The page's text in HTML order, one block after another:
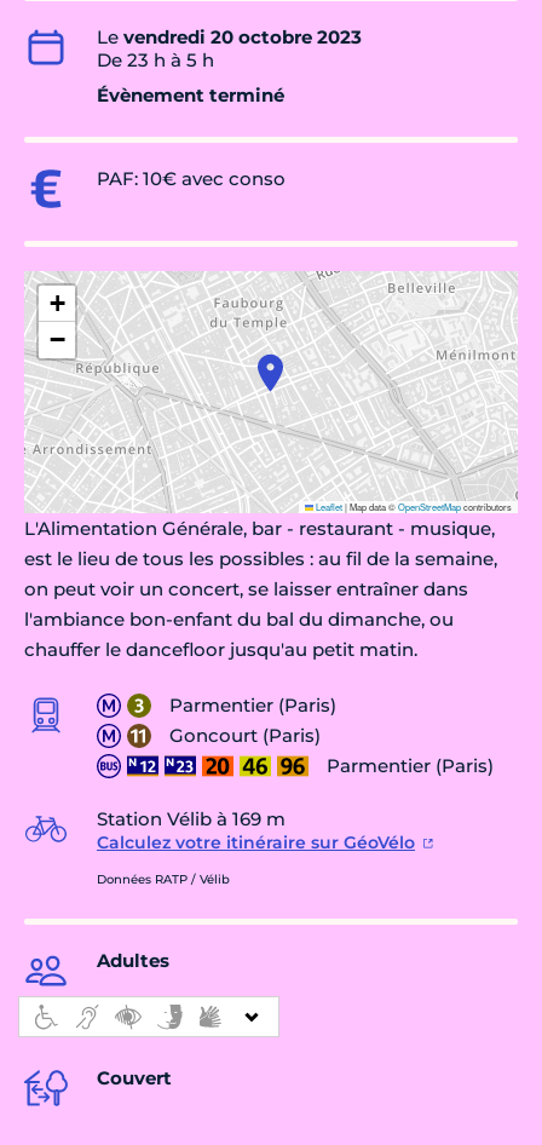
Le vendredi 20 octobre 2023
De 23 h à 5 h
Évènement terminé
PAF: 10€ avec conso
+
−
Leaflet|Map data ©OpenStreetMapcontributors
L'Alimentation Générale, bar - restaurant - musique,
est le lieu de tous les possibles : au fil de la semaine,
on peut voir un concert, se laisser entraîner dans
l'ambiance bon-enfant du bal du dimanche, ou
chauffer le dancefloor jusqu'au petit matin.
Parmentier (Paris)
Goncourt (Paris)
Parmentier (Paris)
Station Vélib à 169 m
Calculez votre itinéraire sur GéoVélo
Données RATP / Vélib
Adultes
Couvert